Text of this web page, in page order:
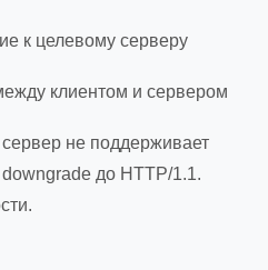
к целевому серверу
клиентом и сервером
не поддерживает
до HTTP/1.1.